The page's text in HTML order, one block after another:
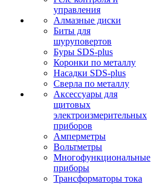
управления
Алмазные диски
Биты для
шуруповертов
Буры SDS-plus
Коронки по металлу
Насадки SDS-plus
Сверла по металлу
Аксессуары для
щитовых
электроизмерительных
приборов
Амперметры
Вольтметры
Многофункциональные
приборы
Трансформаторы тока